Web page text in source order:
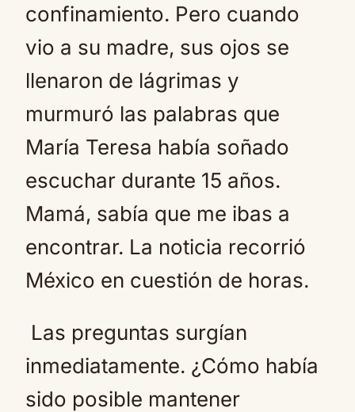
confinamiento. Pero cuando
vio a su madre, sus ojos se
llenaron de lágrimas y
murmuró las palabras que
María Teresa había soñado
escuchar durante 15 años.
Mamá, sabía que me ibas a
encontrar. La noticia recorrió
México en cuestión de horas.
Las preguntas surgían
inmediatamente. ¿Cómo había
sido posible mantener